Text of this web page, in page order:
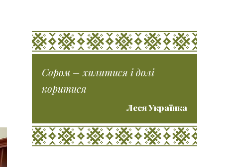
Сором – хилитися і долі
коритися
Леся Українка